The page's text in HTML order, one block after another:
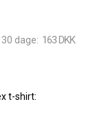
30 dage 163 DKK
t-shirt: